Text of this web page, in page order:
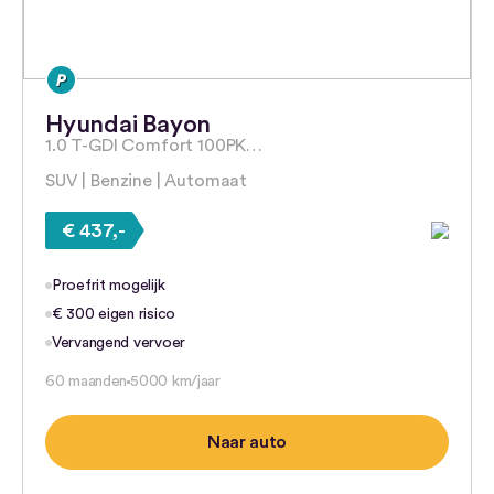
Hyundai Bayon
1.0 T-GDI Comfort 100PK…
SUV | Benzine | Automaat
€ 437,-
Proefrit mogelijk
€ 300 eigen risico
Vervangend vervoer
60 maanden 5000 km/jaar
Naar auto